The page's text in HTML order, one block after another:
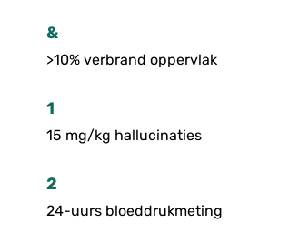
&
>10% verbrand oppervlak
1
15 mg/kg hallucinaties
2
24-uurs bloeddrukmeting